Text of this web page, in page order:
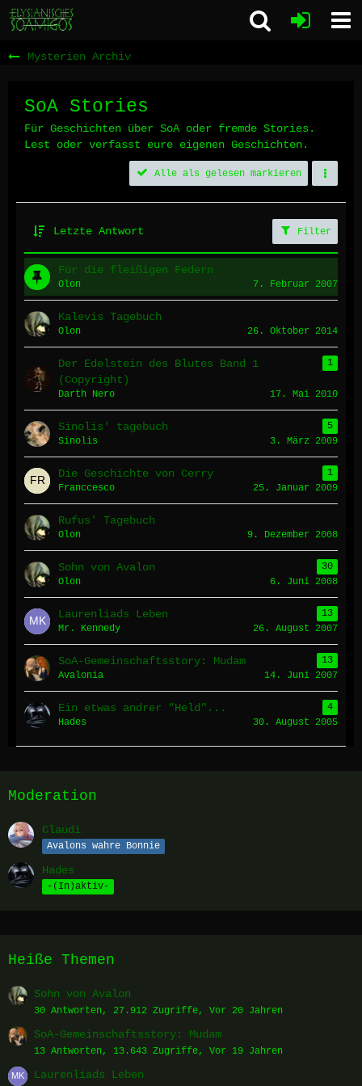
Mysterien Archiv
SoA Stories
Für Geschichten über SoA oder fremde Stories.
Lest oder verfasst eure eigenen Geschichten.
Alle als gelesen markieren
Letzte Antwort Filter
Für die fleißigen Federn
Olon 7. Februar 2007
Kalevis Tagebuch
Olon 26. Oktober 2014
Der Edelstein des Blutes Band 1
(Copyright)
1
Darth Nero 17. Mai 2010
Sinolis' tagebuch
5
Sinolis
3. März 2009
Die Geschichte von Cerry
1
Franccesco
25. Januar 2009
Rufus' Tagebuch
Olon 9. Dezember 2008
Sohn von Avalon
30
Olon
6. Juni 2008
Laurenliads Leben
13
Mr. Kennedy
26. August 2007
SoA-Gemeinschaftsstory: Mudam
13
Avalonia
14. Juni 2007
Ein etwas andrer "Held"...
4
Hades
30. August 2005
Moderation
Claudi
Avalons wahre Bonnie
Hades
-(In)aktiv-
Heiße Themen
Sohn von Avalon
30 Antworten, 27.912 Zugriffe, Vor 20 Jahren
SoA-Gemeinschaftsstory: Mudam
13 Antworten, 13.643 Zugriffe, Vor 19 Jahren
Laurenliads Leben